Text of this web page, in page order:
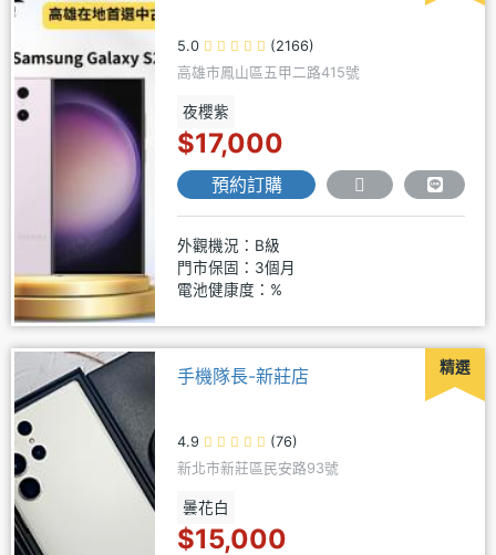
5.0
(2166)
高雄市鳳山區五甲二路415號
夜櫻紫
$17,000
預約訂購
外觀機況：B級
門市保固：3個月
電池健康度：%
精選
手機隊長-新莊店
4.9
(76)
新北市新莊區民安路93號
曇花白
$15,000